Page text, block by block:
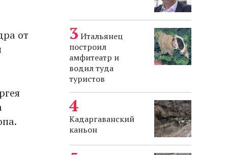
от
Итальянец
построил
амфитеатр и
водил туда
туристов
Кадаргаванский
каньон